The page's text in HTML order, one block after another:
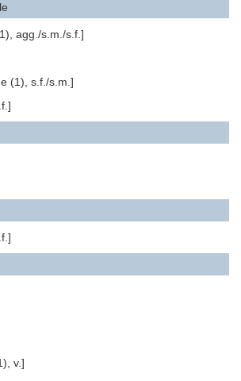
agg./s.m./s.f.]
(1), s.f./s.m.]
v.]